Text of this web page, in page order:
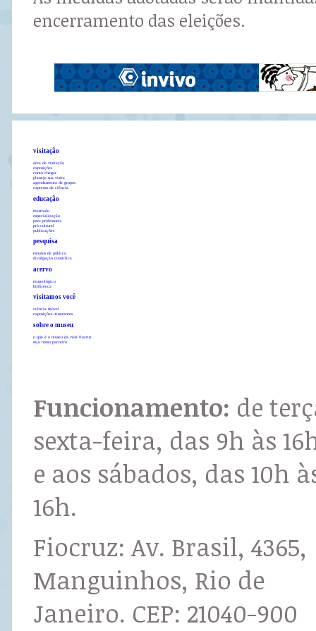
encerramento das eleições.
visitação
área de visitação
exposições
como chegar
planeje sua visita
agendamento de grupos
expresso da ciência
educação
mestrado
especialização
para professores
pró-cultural
publicações
pesquisa
estudos de público
divulgação científica
acervo
museológico
biblioteca
visitamos você
ciência móvel
exposições itinerantes
sobre o museu
o que é o museu da vida fiocruz
seja nosso parceiro
Funcionamento: de
sexta-feira, das 9h às
e aos sábados, das 10h
16h.
Fiocruz: Av. Brasil, 4365,
Manguinhos, Rio de
Janeiro. CEP: 21040-900